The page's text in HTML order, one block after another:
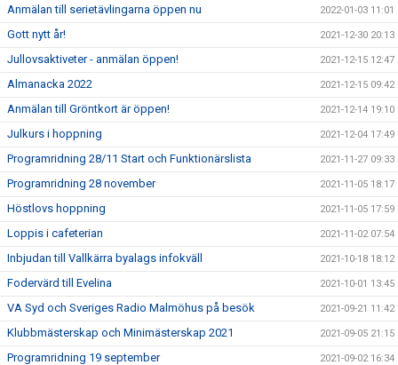
Anmälan till serietävlingarna öppen nu 2022-01-03 11:01
Gott nytt år! 2021-12-30 20:13
Jullovsaktiveter - anmälan öppen! 2021-12-15 12:47
Almanacka 2022 2021-12-15 09:42
Anmälan till Gröntkort är öppen! 2021-12-14 19:10
Julkurs i hoppning 2021-12-04 17:49
Programridning 28/11 Start och Funktionärslista 2021-11-27 09:33
Programridning 28 november 2021-11-05 18:17
Höstlovs hoppning 2021-11-05 17:59
Loppis i cafeterian 2021-11-02 07:54
Inbjudan till Vallkärra byalags infokväll 2021-10-18 18:12
Fodervärd till Evelina 2021-10-01 13:45
VA Syd och Sveriges Radio Malmöhus på besök 2021-09-21 11:42
Klubbmästerskap och Minimästerskap 2021 2021-09-05 21:15
Programridning 19 september 2021-09-02 16:34